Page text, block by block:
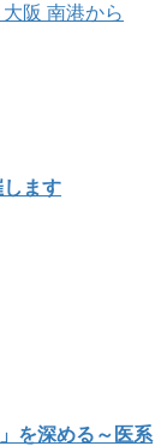
阪 南港から
ます
を深める～医系